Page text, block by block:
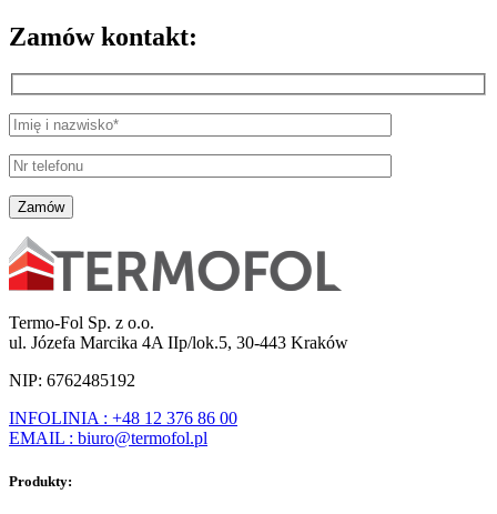
Zamów kontakt:
Termo-Fol Sp. z o.o.
ul. Józefa Marcika 4A IIp/lok.5, 30-443 Kraków
NIP: 6762485192
INFOLINIA : +48 12 376 86 00
EMAIL : biuro@termofol.pl
Produkty: